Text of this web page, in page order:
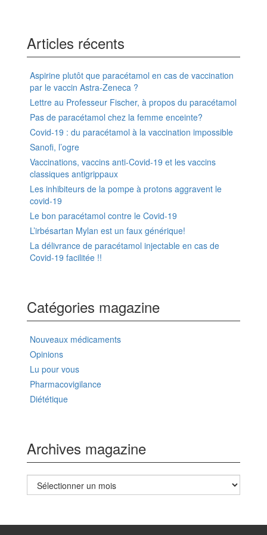
Articles récents
Aspirine plutôt que paracétamol en cas de vaccination
par le vaccin Astra-Zeneca ?
Lettre au Professeur Fischer, à propos du paracétamol
Pas de paracétamol chez la femme enceinte?
Covid-19 : du paracétamol à la vaccination impossible
Sanofi, l’ogre
Vaccinations, vaccins anti-Covid-19 et les vaccins
classiques antigrippaux
Les inhibiteurs de la pompe à protons aggravent le
covid-19
Le bon paracétamol contre le Covid-19
L’irbésartan Mylan est un faux générique!
La délivrance de paracétamol injectable en cas de
Covid-19 facilitée !!
Catégories magazine
Nouveaux médicaments
Opinions
Lu pour vous
Pharmacovigilance
Diététique
Archives magazine
Archives
magazine